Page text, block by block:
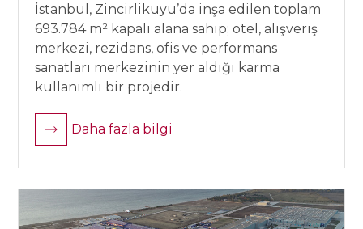
İstanbul, Zincirlikuyu’da inşa edilen toplam
693.784 m² kapalı alana sahip; otel, alışveriş
merkezi, rezidans, ofis ve performans
sanatları merkezinin yer aldığı karma
kullanımlı bir projedir.
Daha fazla bilgi